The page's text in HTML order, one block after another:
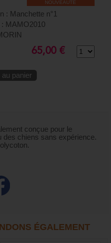
NOUVEAUTÉ
: Manchette n°1
: MAMO2010
65,00 €
au panier
conçue pour le
des chiens sans expérience.
ÉGALEMENT